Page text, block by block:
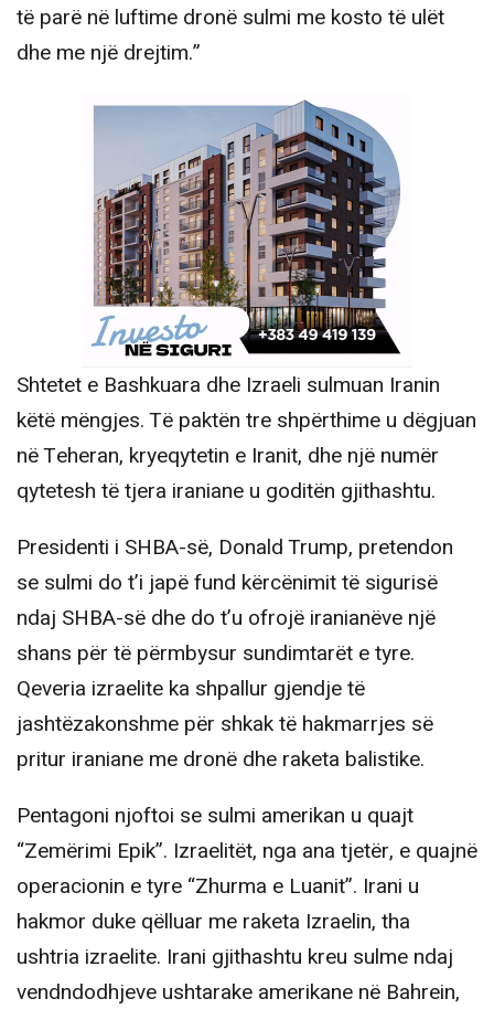
të parë në luftime dronë sulmi me kosto të ulët
dhe me një drejtim.”
Shtetet e Bashkuara dhe Izraeli sulmuan Iranin
këtë mëngjes. Të paktën tre shpërthime u dëgjuan
në Teheran, kryeqytetin e Iranit, dhe një numër
qytetesh të tjera iraniane u goditën gjithashtu.
Presidenti i SHBA-së, Donald Trump, pretendon
se sulmi do t’i japë fund kërcënimit të sigurisë
ndaj SHBA-së dhe do t’u ofrojë iranianëve një
shans për të përmbysur sundimtarët e tyre.
Qeveria izraelite ka shpallur gjendje të
jashtëzakonshme për shkak të hakmarrjes së
pritur iraniane me dronë dhe raketa balistike.
Pentagoni njoftoi se sulmi amerikan u quajt
“Zemërimi Epik”. Izraelitët, nga ana tjetër, e quajnë
operacionin e tyre “Zhurma e Luanit”. Irani u
hakmor duke qëlluar me raketa Izraelin, tha
ushtria izraelite. Irani gjithashtu kreu sulme ndaj
vendndodhjeve ushtarake amerikane në Bahrein,